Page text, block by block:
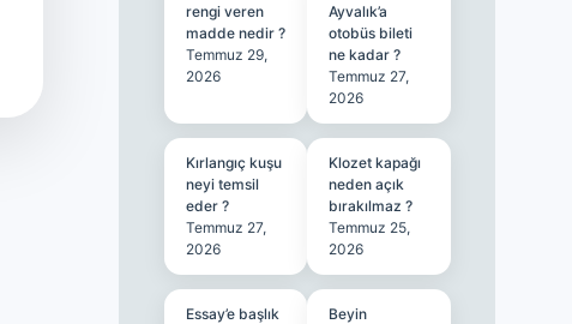
rengi veren
madde nedir ?
Temmuz 29,
2026
Ayvalık’a
otobüs bileti
ne kadar ?
Temmuz 27,
2026
Kırlangıç kuşu
neyi temsil
eder ?
Temmuz 27,
2026
Klozet kapağı
neden açık
bırakılmaz ?
Temmuz 25,
2026
Essay’e başlık
Beyin